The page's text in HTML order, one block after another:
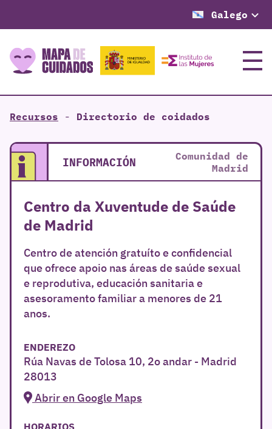
Galego
Menú
Recursos - Directorio de coidados
INFORMACIÓN
Comunidad de
Madrid
Centro da Xuventude de Saúde
de Madrid
Centro de atención gratuíto e confidencial
que ofrece apoio nas áreas de saúde sexual
e reprodutiva, educación sanitaria e
asesoramento familiar a menores de 21
anos.
ENDEREZO
Rúa Navas de Tolosa 10, 2o andar - Madrid
28013
Abrir en Google Maps
HORARIOS